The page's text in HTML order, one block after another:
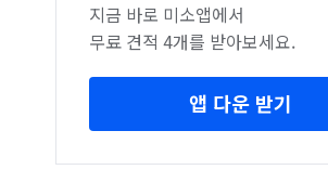
지금 바로 미소앱에서
무료 견적 4개를 받아보세요.
앱 다운 받기